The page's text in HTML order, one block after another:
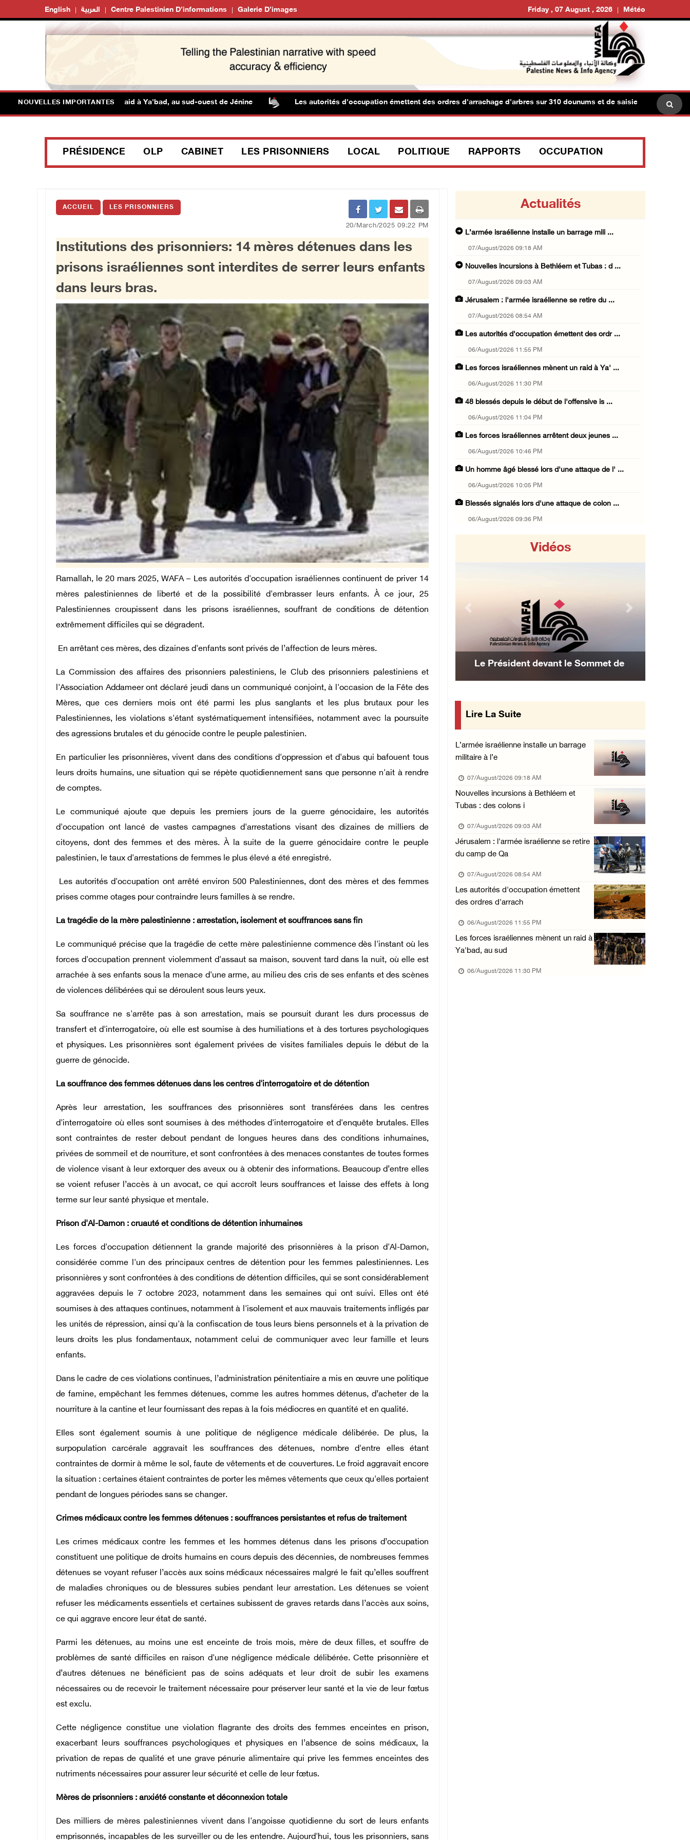
English العربية Centre Palestinien D’informations Galerie D’images Friday , 07 August , 2026 Météo
NOUVELLES IMPORTANTES
israéliennes mènent un raid à Ya'bad, au sud-ouest de Jénine Les autorités d'occupation émettent des ordres d'arrachage d'arbres sur 310 dounums et de saisie de 3,5 dounums au
PRÉSIDENCE OLP CABINET LES PRISONNIERS LOCAL POLITIQUE RAPPORTS OCCUPATION
ACCUEIL LES PRISONNIERS
20/March/2025 09:22 PM
Institutions des prisonniers: 14 mères détenues dans les
prisons israéliennes sont interdites de serrer leurs enfants
dans leurs bras.
Ramallah, le 20 mars 2025, WAFA – Les autorités d'occupation israéliennes continuent de priver 14
mères palestiniennes de liberté et de la possibilité d'embrasser leurs enfants. À ce jour, 25
Palestiniennes croupissent dans les prisons israéliennes, souffrant de conditions de détention
extrêmement difficiles qui se dégradent.
En arrêtant ces mères, des dizaines d'enfants sont privés de l’affection de leurs mères.
La Commission des affaires des prisonniers palestiniens, le Club des prisonniers palestiniens et
l'Association Addameer ont déclaré jeudi dans un communiqué conjoint, à l'occasion de la Fête des
Mères, que ces derniers mois ont été parmi les plus sanglants et les plus brutaux pour les
Palestiniennes, les violations s'étant systématiquement intensifiées, notamment avec la poursuite
des agressions brutales et du génocide contre le peuple palestinien.
En particulier les prisonnières, vivent dans des conditions d'oppression et d'abus qui bafouent tous
leurs droits humains, une situation qui se répète quotidiennement sans que personne n'ait à rendre
de comptes.
Le communiqué ajoute que depuis les premiers jours de la guerre génocidaire, les autorités
d'occupation ont lancé de vastes campagnes d'arrestations visant des dizaines de milliers de
citoyens, dont des femmes et des mères. À la suite de la guerre génocidaire contre le peuple
palestinien, le taux d'arrestations de femmes le plus élevé a été enregistré.
Les autorités d'occupation ont arrêté environ 500 Palestiniennes, dont des mères et des femmes
prises comme otages pour contraindre leurs familles à se rendre.
La tragédie de la mère palestinienne : arrestation, isolement et souffrances sans fin
Le communiqué précise que la tragédie de cette mère palestinienne commence dès l'instant où les
forces d'occupation prennent violemment d'assaut sa maison, souvent tard dans la nuit, où elle est
arrachée à ses enfants sous la menace d'une arme, au milieu des cris de ses enfants et des scènes
de violences délibérées qui se déroulent sous leurs yeux.
Sa souffrance ne s'arrête pas à son arrestation, mais se poursuit durant les durs processus de
transfert et d'interrogatoire, où elle est soumise à des humiliations et à des tortures psychologiques
et physiques. Les prisonnières sont également privées de visites familiales depuis le début de la
guerre de génocide.
La souffrance des femmes détenues dans les centres d'interrogatoire et de détention
Après leur arrestation, les souffrances des prisonnières sont transférées dans les centres
d'interrogatoire où elles sont soumises à des méthodes d'interrogatoire et d'enquête brutales. Elles
sont contraintes de rester debout pendant de longues heures dans des conditions inhumaines,
privées de sommeil et de nourriture, et sont confrontées à des menaces constantes de toutes formes
de violence visant à leur extorquer des aveux ou à obtenir des informations. Beaucoup d’entre elles
se voient refuser l’accès à un avocat, ce qui accroît leurs souffrances et laisse des effets à long
terme sur leur santé physique et mentale.
Prison d'Al-Damon : cruauté et conditions de détention inhumaines
Les forces d'occupation détiennent la grande majorité des prisonnières à la prison d'Al-Damon,
considérée comme l'un des principaux centres de détention pour les femmes palestiniennes. Les
prisonnières y sont confrontées à des conditions de détention difficiles, qui se sont considérablement
aggravées depuis le 7 octobre 2023, notamment dans les semaines qui ont suivi. Elles ont été
soumises à des attaques continues, notamment à l'isolement et aux mauvais traitements infligés par
les unités de répression, ainsi qu'à la confiscation de tous leurs biens personnels et à la privation de
leurs droits les plus fondamentaux, notamment celui de communiquer avec leur famille et leurs
enfants.
Dans le cadre de ces violations continues, l’administration pénitentiaire a mis en œuvre une politique
de famine, empêchant les femmes détenues, comme les autres hommes détenus, d’acheter de la
nourriture à la cantine et leur fournissant des repas à la fois médiocres en quantité et en qualité.
EIles sont également soumis à une politique de négligence médicale délibérée. De plus, la
surpopulation carcérale aggravait les souffrances des détenues, nombre d'entre elles étant
contraintes de dormir à même le sol, faute de vêtements et de couvertures. Le froid aggravait encore
la situation : certaines étaient contraintes de porter les mêmes vêtements que ceux qu'elles portaient
pendant de longues périodes sans se changer.
Crimes médicaux contre les femmes détenues : souffrances persistantes et refus de traitement
Les crimes médicaux contre les femmes et les hommes détenus dans les prisons d’occupation
constituent une politique de droits humains en cours depuis des décennies, de nombreuses femmes
détenues se voyant refuser l’accès aux soins médicaux nécessaires malgré le fait qu’elles souffrent
de maladies chroniques ou de blessures subies pendant leur arrestation. Les détenues se voient
refuser les médicaments essentiels et certaines subissent de graves retards dans l’accès aux soins,
ce qui aggrave encore leur état de santé.
Parmi les détenues, au moins une est enceinte de trois mois, mère de deux filles, et souffre de
problèmes de santé difficiles en raison d'une négligence médicale délibérée. Cette prisonnière et
d’autres détenues ne bénéficient pas de soins adéquats et leur droit de subir les examens
nécessaires ou de recevoir le traitement nécessaire pour préserver leur santé et la vie de leur fœtus
est exclu.
Cette négligence constitue une violation flagrante des droits des femmes enceintes en prison,
exacerbant leurs souffrances psychologiques et physiques en l’absence de soins médicaux, la
privation de repas de qualité et une grave pénurie alimentaire qui prive les femmes enceintes des
nutriments nécessaires pour assurer leur sécurité et celle de leur fœtus.
Mères de prisonniers : anxiété constante et déconnexion totale
Des milliers de mères palestiniennes vivent dans l'angoisse quotidienne du sort de leurs enfants
emprisonnés, incapables de les surveiller ou de les entendre. Aujourd'hui, tous les prisonniers, sans
Actualités
L’armée israélienne installe un barrage mili ...
07/August/2026 09:18 AM
Nouvelles incursions à Bethléem et Tubas : d ...
07/August/2026 09:03 AM
Jérusalem : l'armée israélienne se retire du ...
07/August/2026 08:54 AM
Les autorités d'occupation émettent des ordr ...
06/August/2026 11:55 PM
Les forces israéliennes mènent un raid à Ya' ...
06/August/2026 11:30 PM
48 blessés depuis le début de l'offensive is ...
06/August/2026 11:04 PM
Les forces israéliennes arrêtent deux jeunes ...
06/August/2026 10:46 PM
Un homme âgé blessé lors d'une attaque de l' ...
06/August/2026 10:05 PM
Blessés signalés lors d'une attaque de colon ...
06/August/2026 09:36 PM
06/August/2026 08:30 PM
UNICEF : 300 enfants tués depuis le cessez-l ...
06/August/2026 07:43 PM
Deux blessés, dont un adolescent, lors d’une ...
Tubas : déploiement militaire israélien et t ...
06/August/2026 05:44 PM
Environ 58 000 cas de varicelle recensés dan ...
06/August/2026 04:58 PM
Offensive israélienne à Qalandia : 16 Palest ...
06/August/2026 04:30 PM
Des ministres des affaires étrangères de hui ...
06/August/2026 03:06 PM
Croissant-Rouge : 16 blessés suite à l'agres ...
06/August/2026 01:42 PM
Les forces d'occupation rasent 4 dunams à Ba ...
06/August/2026 12:57 PM
La présidence condamne et met en garde l'occ ...
Vidéos
Les avions d'occupation continuent de
Previous Next
Lire La Suite
L’armée israélienne installe un barrage
militaire à l’e
07/August/2026 09:18 AM
Nouvelles incursions à Bethléem et
Tubas : des colons i
07/August/2026 09:03 AM
Jérusalem : l'armée israélienne se retire
du camp de Qa
07/August/2026 08:54 AM
Les autorités d'occupation émettent
des ordres d'arrach
06/August/2026 11:55 PM
Les forces israéliennes mènent un raid à
Ya'bad, au sud
06/August/2026 11:30 PM